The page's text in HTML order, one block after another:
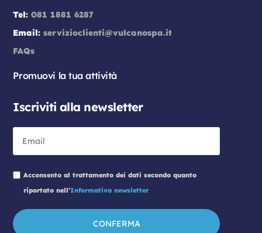
Tel: 081 1881 6287
Email: servizioclienti@vulcanospa.it
FAQs
Promuovi la tua attività
Iscriviti alla newsletter
Acconsento al trattamento dei dati secondo quanto
riportato nell'Informativa newsletter